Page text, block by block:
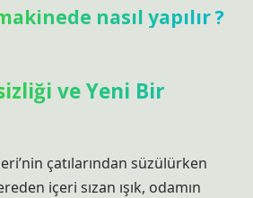
nasıl yapılır ?
ve Yeni Bir
çatılarından süzülürken
içeri sızan ışık, odamın